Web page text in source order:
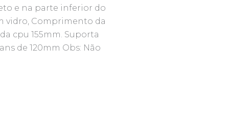
e na parte inferior do
vidro, Comprimento da
cpu 155mm. Suporta
de 120mm Obs: Não